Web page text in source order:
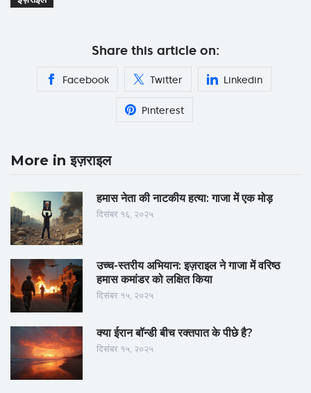
Share this article on:
Facebook Twitter Linkedin
Pinterest
More in इज़राइल
हमास नेता की नाटकीय हत्या: गाजा में एक मोड़
दिसंबर १६, २०२५
उच्च-स्तरीय अभियान: इज़राइल ने गाजा में वरिष्ठ
हमास कमांडर को लक्षित किया
दिसंबर १५, २०२५
क्या ईरान बॉन्डी बीच रक्तपात के पीछे है?
दिसंबर १५, २०२५